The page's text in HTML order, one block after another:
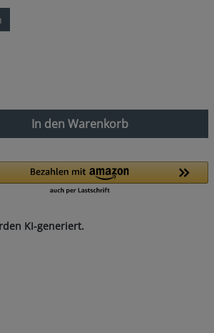
gewünschten Wert
In den Warenkorb
KI-generiert.